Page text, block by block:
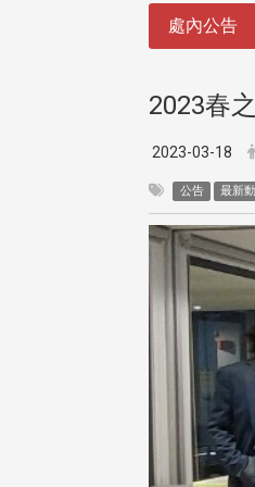
處內公告
2023春
2023-03-18
公告 最新